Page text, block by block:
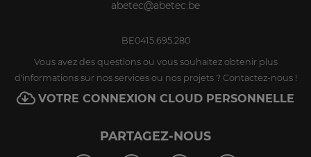
abetec@abetec.be
BE0415.695.280
Vous avez des questions ou vous souhaitez obtenir plus
d'informations sur nos services ou nos projets ? Contactez-nous !
VOTRE CONNEXION CLOUD PERSONNELLE
PARTAGEZ-NOUS